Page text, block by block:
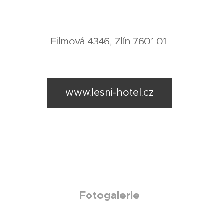
Filmová 4346, Zlín 7601 01
www.lesni-hotel.cz
Fotogalerie